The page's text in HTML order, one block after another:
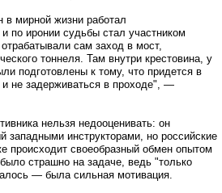
в мирной жизни работал
по иронии судьбы стал участником
сам заход в мост,
тоннеля. Там внутри крестовина, у
подготовлены к тому, что придется в
и не задерживаться в проходе", —
нельзя недооценивать: он
западными инструкторами, но российские
происходит своеобразный обмен опытом
страшно на задаче, ведь "только
— была сильная мотивация.